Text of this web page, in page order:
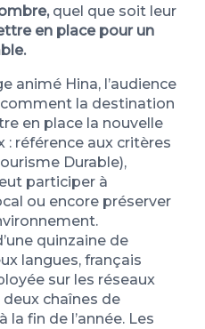
quel que soit leur
en place pour un
animé Hina, l’audience
la destination
en place la nouvelle
: référence aux critères
Durable),
participer à
ou encore préserver
quinzaine de
langues, français
sur les réseaux
chaînes de
la fin de l’année. Les